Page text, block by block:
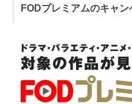
FODプレミアムのキャ